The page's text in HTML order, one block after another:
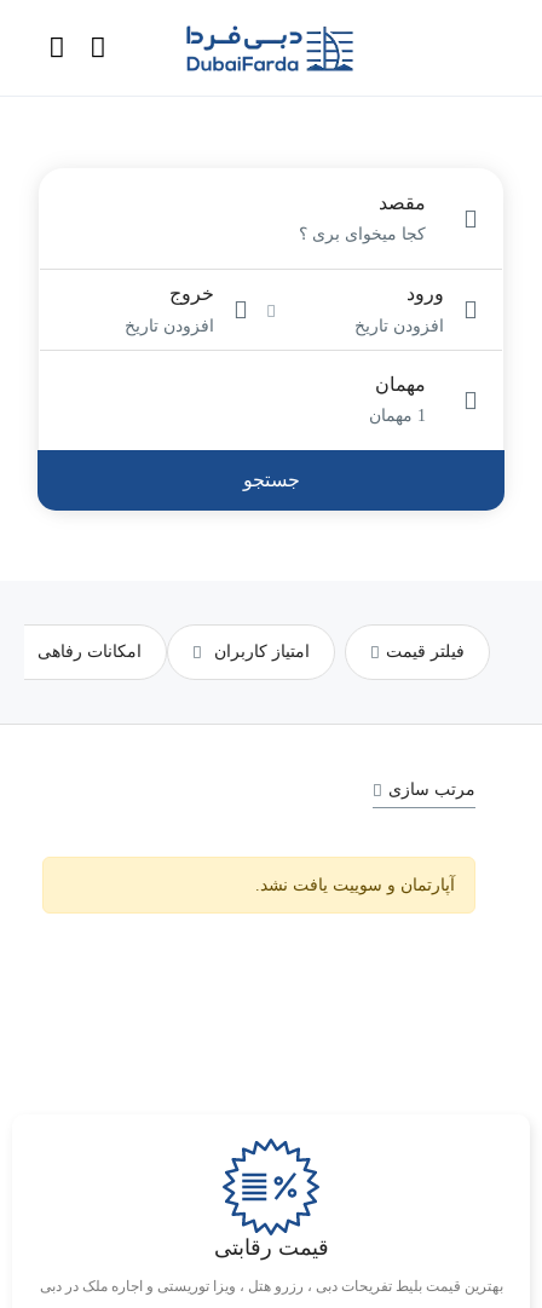
مقصد
ورود
افزودن تاریخ
خروج
افزودن تاریخ
مهمان
1 مهمان
جستجو
فیلتر قیمت امتیاز کاربران امکانات رفاهی
مرتب سازی
آپارتمان و سوییت یافت نشد.
قیمت رقابتی
بهترین قیمت بلیط تفریحات دبی ، رزرو هتل ، ویزا توریستی و اجاره ملک در دبی